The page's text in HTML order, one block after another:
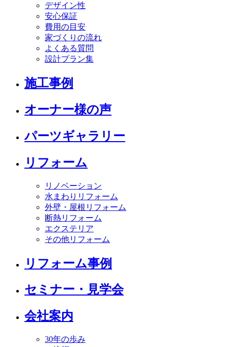
デザイン性
安心保証
費用の目安
家づくりの流れ
よくある質問
設計プラン集
施工事例
オーナー様の声
パーツギャラリー
リフォーム
リノベーション
水まわりリフォーム
外壁・屋根リフォーム
断熱リフォーム
エクステリア
その他リフォーム
リフォーム事例
セミナー・見学会
会社案内
30年の歩み